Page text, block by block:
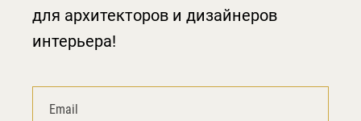
для архитекторов и дизайнеров
интерьера!